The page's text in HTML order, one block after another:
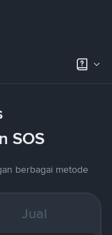
SOS
berbagai metode
Jual